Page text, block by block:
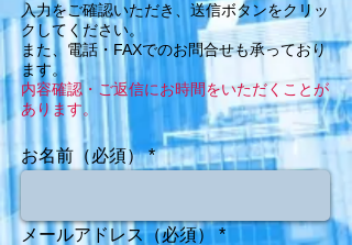
入力をご確認いただき、送信ボタンをクリッ
クしてください。
​また、電話・FAXでのお問合せも承っており
ます。
内容確認・ご返信にお時間をいただくことが
あります。
お名前（必須）
メールアドレス（必須）